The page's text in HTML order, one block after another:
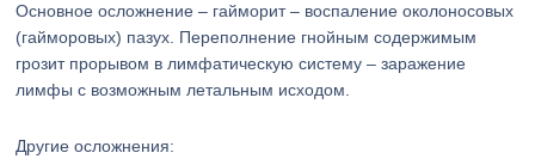
Основное осложнение – гайморит – воспаление околоносовых
(гайморовых) пазух. Переполнение гнойным содержимым
грозит прорывом в лимфатическую систему – заражение
лимфы с возможным летальным исходом.
Другие осложнения: